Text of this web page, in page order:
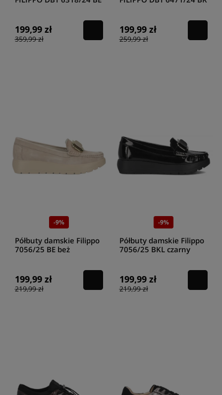
199,99 zł
359,99 zł
199,99 zł
259,99 zł
-9%
Półbuty damskie Filippo
7056/25 BE beż
199,99 zł
219,99 zł
-9%
Półbuty damskie Filippo
7056/25 BKL czarny
199,99 zł
219,99 zł